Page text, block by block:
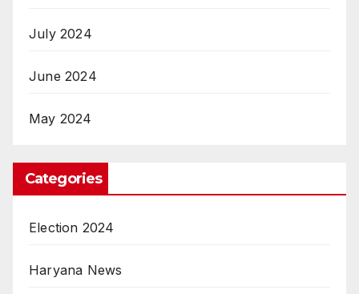
July 2024
June 2024
May 2024
Categories
Election 2024
Haryana News